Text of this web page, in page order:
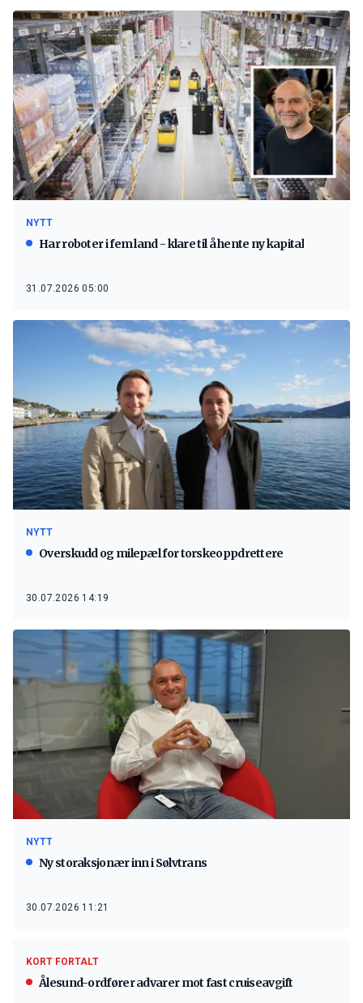
NYTT
Har roboter i fem land - klare til å hente ny kapital
31.07.2026 05:00
NYTT
Overskudd og milepæl for torskeoppdrettere
30.07.2026 14:19
NYTT
Ny storaksjonær inn i Sølvtrans
30.07.2026 11:21
KORT FORTALT
Ålesund-ordfører advarer mot fast cruiseavgift